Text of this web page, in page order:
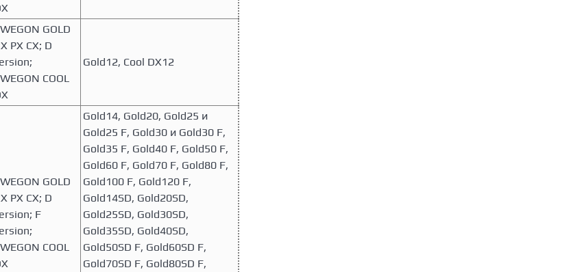
GOLD
PX CX; D
COOL
Gold12, Cool DX12
GOLD
PX CX; D
F
COOL
Gold14, Gold20, Gold25 и
Gold25 F, Gold30 и Gold30 F,
Gold35 F, Gold40 F, Gold50 F,
Gold60 F, Gold70 F, Gold80 F,
Gold100 F, Gold120 F,
Gold14SD, Gold20SD,
Gold25SD, Gold30SD,
Gold35SD, Gold40SD,
Gold50SD F, Gold60SD F,
Gold70SD F, Gold80SD F,